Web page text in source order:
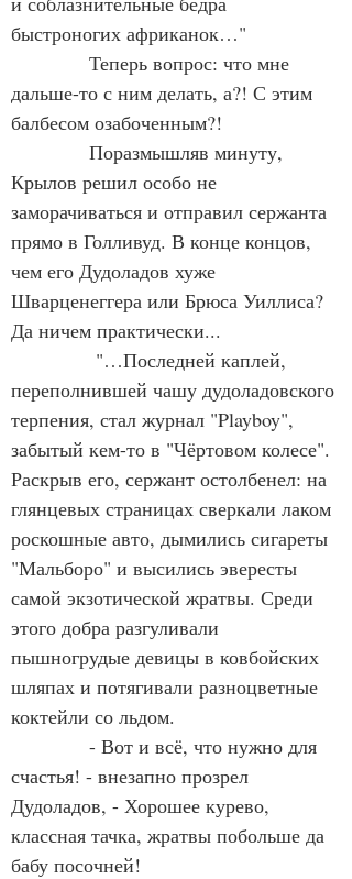
быстроногих африканок…"
Теперь вопрос: что мне
дальше-то с ним делать, а?! С этим
балбесом озабоченным?!
Поразмышляв минуту,
Крылов решил особо не
заморачиваться и отправил сержанта
прямо в Голливуд. В конце концов,
чем его Дудоладов хуже
Шварценеггера или Брюса Уиллиса?
Да ничем практически...
"…Последней каплей,
переполнившей чашу дудоладовского
терпения, стал журнал "Playboy",
забытый кем-то в "Чёртовом колесе".
Раскрыв его, сержант остолбенел: на
глянцевых страницах сверкали лаком
роскошные авто, дымились сигареты
"Мальборо" и высились эвересты
самой экзотической жратвы. Среди
этого добра разгуливали
пышногрудые девицы в ковбойских
шляпах и потягивали разноцветные
коктейли со льдом.
- Вот и всё, что нужно для
счастья! - внезапно прозрел
Дудоладов, - Хорошее курево,
классная тачка, жратвы побольше да
бабу посочней!